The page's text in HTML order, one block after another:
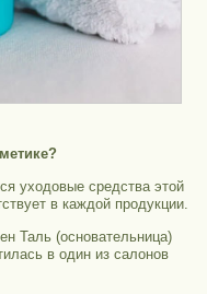
уходовые средства этой
в каждой продукции.
Таль (основательница)
в один из салонов